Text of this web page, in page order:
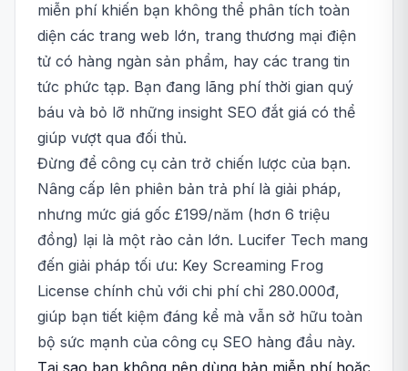
miễn phí khiến bạn không thể phân tích toàn
diện các trang web lớn, trang thương mại điện
tử có hàng ngàn sản phẩm, hay các trang tin
tức phức tạp. Bạn đang lãng phí thời gian quý
báu và bỏ lỡ những insight SEO đắt giá có thể
giúp vượt qua đối thủ.
Đừng để công cụ cản trở chiến lược của bạn.
Nâng cấp lên phiên bản trả phí là giải pháp,
nhưng mức giá gốc £199/năm (hơn 6 triệu
đồng) lại là một rào cản lớn. Lucifer Tech mang
đến giải pháp tối ưu: Key Screaming Frog
License chính chủ với chi phí chỉ 280.000đ,
giúp bạn tiết kiệm đáng kể mà vẫn sở hữu toàn
bộ sức mạnh của công cụ SEO hàng đầu này.
Tại sao bạn không nên dùng bản miễn phí hoặc